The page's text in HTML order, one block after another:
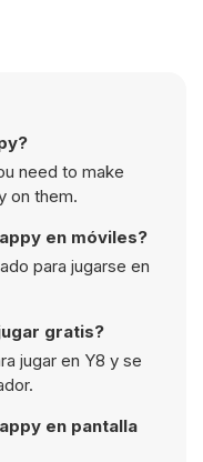
need to make
on them.
en móviles?
para jugarse en
gratis?
jugar en Y8 y se
en pantalla